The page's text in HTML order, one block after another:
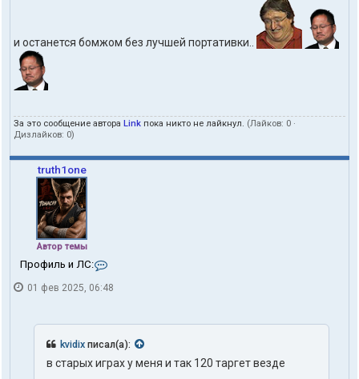
и останется бомжом без лучшей портативки..
За это сообщение автора Link пока никто не лайкнул. (Лайков: 0 ·
Дизлайков: 0)
truth1one
Автор темы
Профиль и ЛС:
н
к
т
ы
п
01 фев 2025, 06:48
kvidix писал(а):
в старых играх у меня и так 120 таргет везде